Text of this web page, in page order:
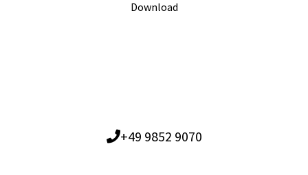
Download
+49 9852 9070